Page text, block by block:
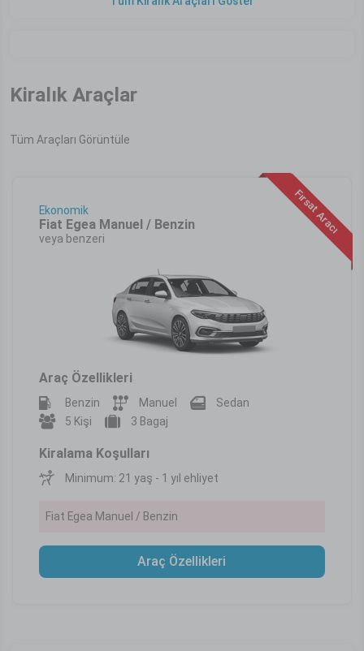
Kiralık Araçlar
Tüm Araçları Görüntüle
Fırsat Aracı
Ekonomik
Fiat Egea Manuel / Benzin
veya benzeri
Araç Özellikleri
Benzin Manuel
Sedan
5 Kişi
3 Bagaj
Kiralama Koşulları
Minimum: 21 yaş - 1 yıl ehliyet
Fiat Egea Manuel / Benzin
Araç Özellikleri